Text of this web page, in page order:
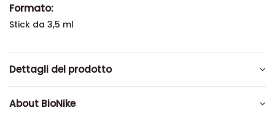
Formato:
Stick da 3,5 ml
Dettagli del prodotto
About BioNike